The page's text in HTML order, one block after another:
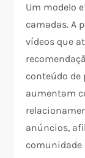
Um modelo
camadas. A
vídeos que
conteúdo de
aumentam
anúncios,
comunidade